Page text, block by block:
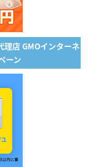
店 GMOインターネ
ーン